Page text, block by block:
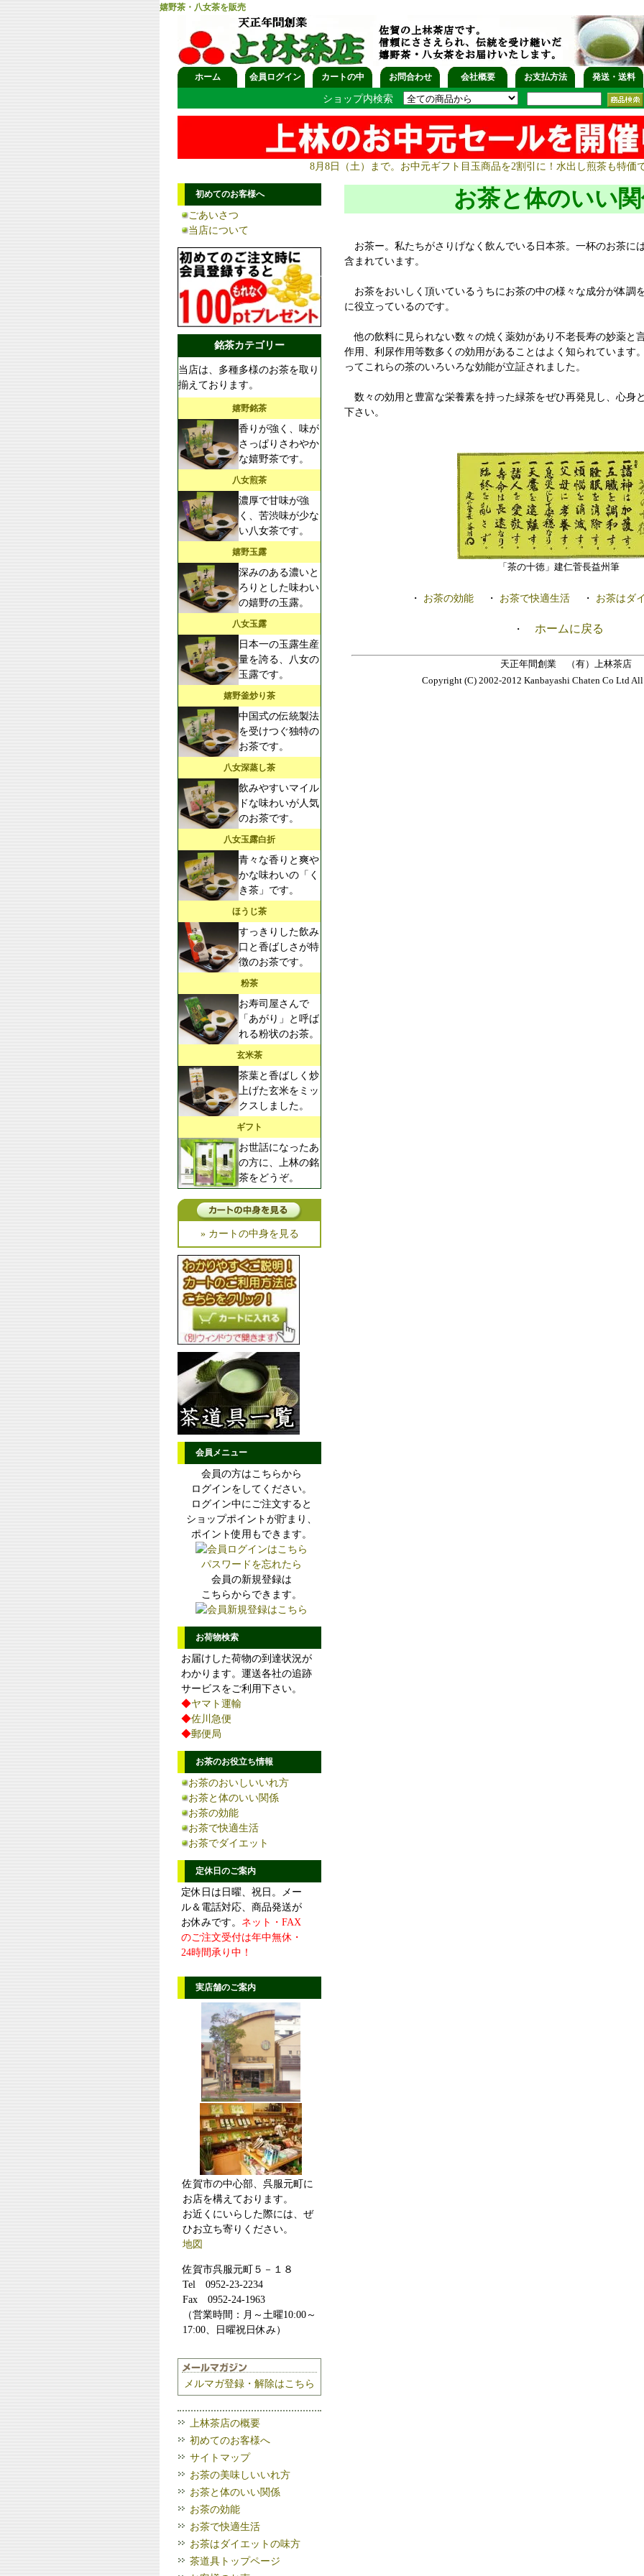
嬉野茶・八女茶を販売
ホーム 会員ログイン カートの中 お問合わせ 会社概要 お支払方法 発送・送料
ショップ内検索
8月8日（土）まで。お中元ギフト目玉商品を2割引に！水出し煎茶も特価
初めてのお客様へ
ごあいさつ
当店について
銘茶カテゴリー
当店は、多種多様のお茶を取り
揃えております。
嬉野銘茶
香りが強く、味が
さっぱりさわやか
な嬉野茶です。
八女煎茶
濃厚で甘味が強
く、苦渋味が少な
い八女茶です。
嬉野玉露
深みのある濃いと
ろりとした味わい
の嬉野の玉露。
八女玉露
日本一の玉露生産
量を誇る、八女の
玉露です。
嬉野釜炒り茶
中国式の伝統製法
を受けつぐ独特の
お茶です。
八女深蒸し茶
飲みやすいマイル
ドな味わいが人気
のお茶です。
八女玉露白折
青々な香りと爽や
かな味わいの「く
き茶」です。
ほうじ茶
すっきりした飲み
口と香ばしさが特
徴のお茶です。
粉茶
お寿司屋さんで
「あがり」と呼ば
れる粉状のお茶。
玄米茶
茶葉と香ばしく炒
上げた玄米をミッ
クスしました。
ギフト
お世話になったあ
の方に、上林の銘
茶をどうぞ。
» カートの中身を見る
会員メニュー
会員の方はこちらから
ログインをしてください。
ログイン中にご注文すると
ショップポイントが貯まり、
ポイント使用もできます。
パスワードを忘れたら
会員の新規登録は
こちらからできます。
お荷物検索
お届けした荷物の到達状況が
わかります。運送各社の追跡
サービスをご利用下さい。
◆ヤマト運輸
◆佐川急便
◆郵便局
お茶のお役立ち情報
お茶のおいしいいれ方
お茶と体のいい関係
お茶の効能
お茶で快適生活
お茶でダイエット
定休日のご案内
定休日は日曜、祝日。メー
ル＆電話対応、商品発送が
お休みです。 ネット・FAX
のご注文受付は年中無休・
24時間承り中！
実店舗のご案内
佐賀市の中心部、呉服元町に
お店を構えております。
お近くにいらした際には、ぜ
ひお立ち寄りください。
地図
佐賀市呉服元町５－１８
Tel 0952-23-2234
Fax 0952-24-1963
（営業時間：月～土曜10:00～
17:00、日曜祝日休み）
メルマガ登録・解除はこちら
上林茶店の概要
初めてのお客様へ
サイトマップ
お茶の美味しいいれ方
お茶と体のいい関係
お茶の効能
お茶で快適生活
お茶はダイエットの味方
茶道具トップページ
お茶と体のいい
お茶ー。私たちがさりげなく飲んでいる日本茶。一杯のお茶に
含まれています。
お茶をおいしく頂いているうちにお茶の中の様々な成分が体調
に役立っているのです。
他の飲料に見られない数々の焼く薬効があり不老長寿の妙薬と
作用、利尿作用等数多くの効用があることはよく知られています
ってこれらの茶のいろいろな効能が立証されました。
数々の効用と豊富な栄養素を持った緑茶をぜひ再発見し、心身
下さい。
「茶の十徳」建仁菅長益州筆
・ お茶の効能 ・ お茶で快適生活 ・ お茶はダ
・ ホームに戻る
天正年間創業
（有）上林茶店
Copyright (C) 2002-2012 Kanbayashi Chaten Co Ltd